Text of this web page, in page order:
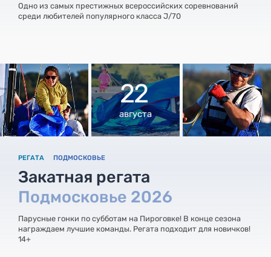
Одно из самых престижных всероссийских соревнований
среди любителей популярного класса J/70
22
августа
РЕГАТА ПОДМОСКОВЬЕ
Закатная регата
Подмосковье 2026
Парусные гонки по субботам на Пироговке! В конце сезона
награждаем лучшие команды. Регата подходит для новичков!
14+